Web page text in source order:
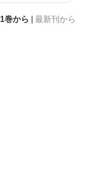
1巻から 最新刊から